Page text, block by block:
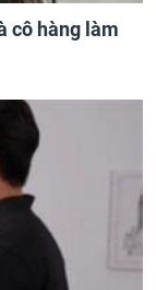
cô hàng làm